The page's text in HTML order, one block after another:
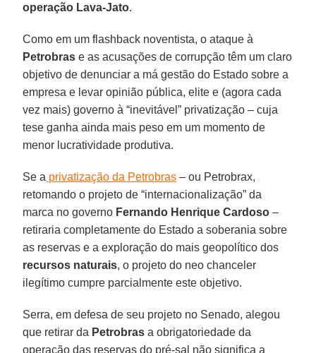
operação Lava-Jato.
Como em um flashback noventista, o ataque à
Petrobras e as acusações de corrupção têm um claro
objetivo de denunciar a má gestão do Estado sobre a
empresa e levar opinião pública, elite e (agora cada
vez mais) governo à “inevitável” privatização – cuja
tese ganha ainda mais peso em um momento de
menor lucratividade produtiva.
Se a privatização da Petrobras – ou Petrobrax,
retomando o projeto de “internacionalização” da
marca no governo Fernando Henrique Cardoso –
retiraria completamente do Estado a soberania sobre
as reservas e a exploração do mais geopolítico dos
recursos naturais, o projeto do neo chanceler
ilegítimo cumpre parcialmente este objetivo.
Serra, em defesa de seu projeto no Senado, alegou
que retirar da Petrobras a obrigatoriedade da
operação das reservas do pré-sal não significa a